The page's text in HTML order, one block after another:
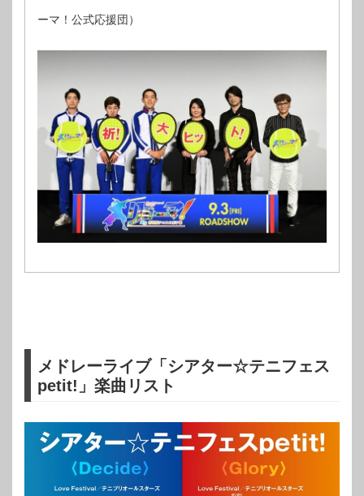
ーマ！公式応援団）
メドレーライブ「シアター☆テニフェス
petit!」楽曲リスト